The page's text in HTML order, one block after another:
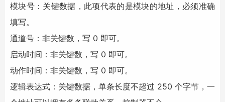
模块号：关键数据，此项代表的是模块的地址，必须准确
填写。
通道号：非关键数，写 0 即可。
启动时间：非关键数，写 0 即可。
动作时间：非关键数，写 0 即可。
逻辑表达式：关键数据，单条长度不超过 250 个字节，一